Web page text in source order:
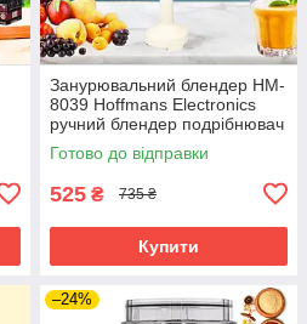
Занурювальний блендер HM-
8039 Hoffmans Electronics
ручний блендер подрібнювач
600 Вт для коктейлів смузі
Готово до відправки
525 ₴ 735 ₴
Купити
–24%